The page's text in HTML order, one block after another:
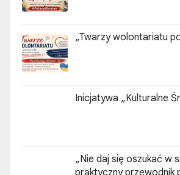
„Twarzy wolontariatu
Inicjatywa „Kulturalne
„Nie daj się oszukać w
praktyczny przewodnik